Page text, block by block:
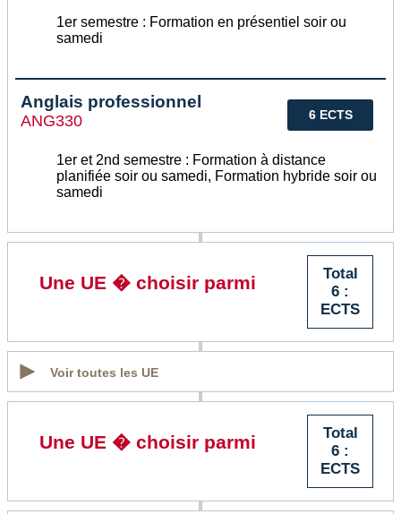
1er semestre : Formation en présentiel soir ou
samedi
6 ECTS
Anglais professionnel
ANG330
1er et 2nd semestre : Formation à distance
planifiée soir ou samedi, Formation hybride soir ou
samedi
Total
6 :
ECTS
Une UE � choisir parmi
Voir toutes les UE
Total
6 :
ECTS
Une UE � choisir parmi